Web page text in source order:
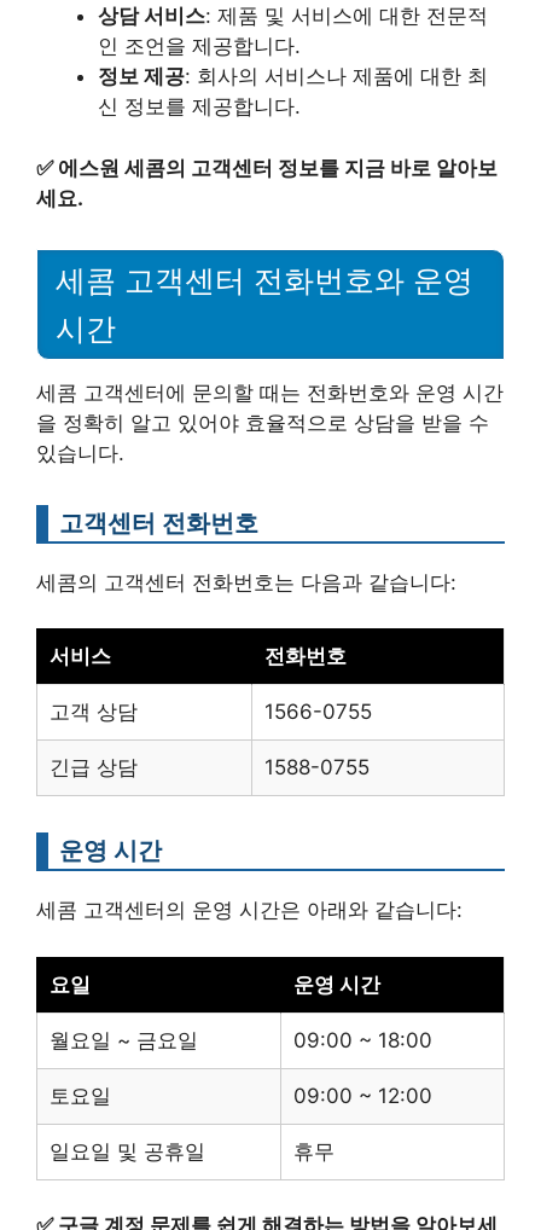
상담 서비스: 제품 및 서비스에 대한 전문적
인 조언을 제공합니다.
정보 제공: 회사의 서비스나 제품에 대한 최
신 정보를 제공합니다.
✅ 에스원 세콤의 고객센터 정보를 지금 바로 알아보
세요.
세콤 고객센터 전화번호와 운영
시간
세콤 고객센터에 문의할 때는 전화번호와 운영 시간
을 정확히 알고 있어야 효율적으로 상담을 받을 수
있습니다.
고객센터 전화번호
세콤의 고객센터 전화번호는 다음과 같습니다:
서비스 전화번호
고객 상담 1566-0755
긴급 상담 1588-0755
운영 시간
세콤 고객센터의 운영 시간은 아래와 같습니다:
요일 운영 시간
월요일 ~ 금요일 09:00 ~ 18:00
토요일 09:00 ~ 12:00
일요일 및 공휴일 휴무
✅ 구글 계정 문제를 쉽게 해결하는 방법을 알아보세